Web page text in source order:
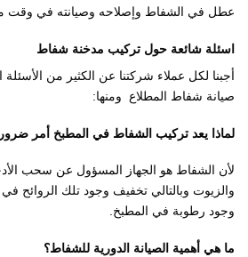
عطل في الشفاط وإصلاحه وصيانته في وقت
اسئلة شائعة حول تركيب مدخنة شفاط
أجبنا لكل عملاء شركتنا عن الكثير من
صيانة شفاط المطلاع ومنها:
لماذا يعد تركيب الشفاط في المطبخ أمر
لأن الشفاط هو الجهاز المسؤول عن سحب
والزيوت وبالتالي تخفيف وجود تلك الروائح
وجود رطوبة في المطبخ.
ما هي أهمية الصيانة الدورية للشفاط؟